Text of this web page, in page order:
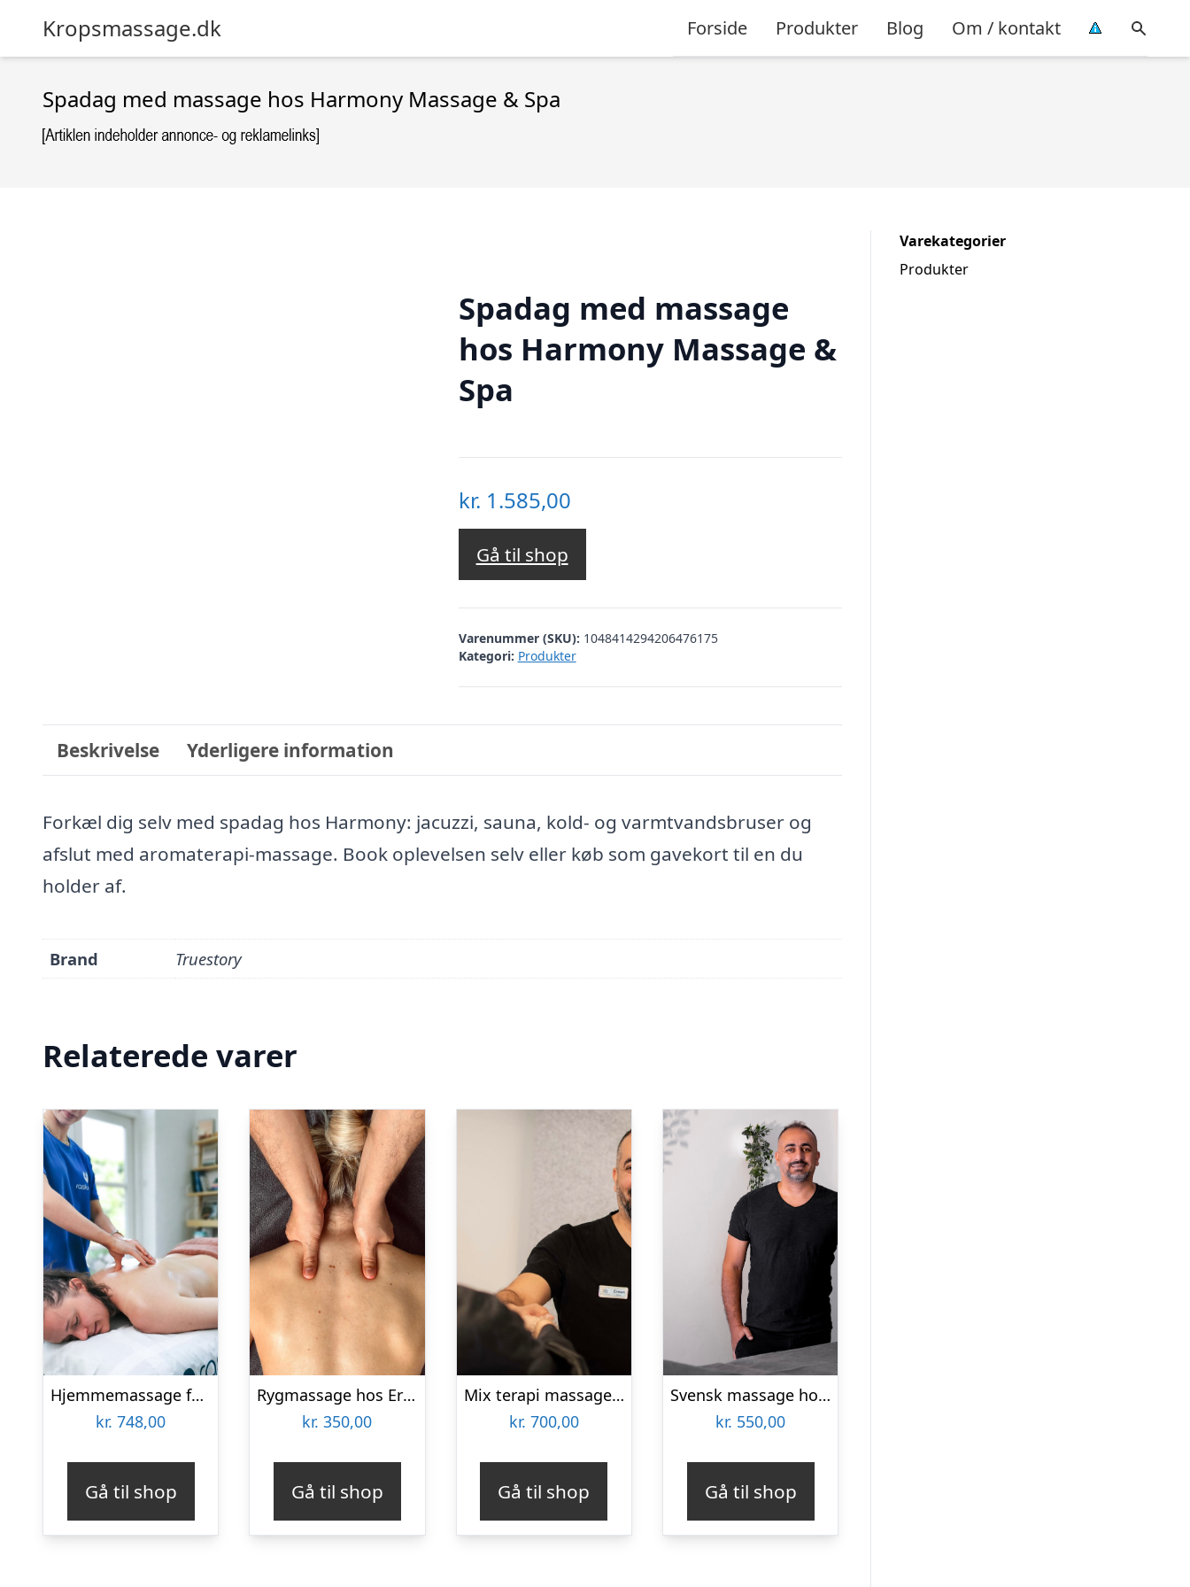
Kropsmassage.dk Forside Produkter Blog Om / kontakt
Spadag med massage hos Harmony Massage & Spa
Spadag med massage
hos Harmony Massage &
Spa
kr. 1.585,00
Gå til shop
Varenummer (SKU): 1048414294206476175
Kategori: Produkter
Beskrivelse Yderligere information
Forkæl dig selv med spadag hos Harmony: jacuzzi, sauna, kold- og varmtvandsbruser og
afslut med aromaterapi-massage. Book oplevelsen selv eller køb som gavekort til en du
holder af.
Brand Truestory
Relaterede varer
Hjemmemassage for 2 i hele landet med RaskRask
kr. 748,00
Gå til shop
Rygmassage hos Ermans Massage
kr. 350,00
Gå til shop
Mix terapi massage hos Ermans Massage
kr. 700,00
Gå til shop
Svensk massage hos Ermans Massage
kr. 550,00
Gå til shop
Varekategorier
Produkter